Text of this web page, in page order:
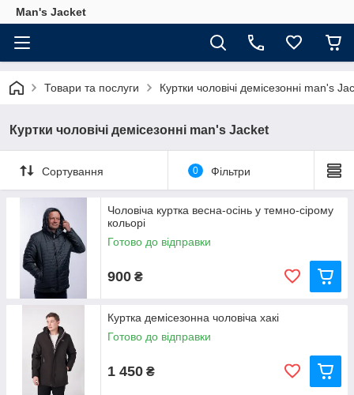
Man's Jacket
Товари та послуги Куртки чоловічі демісезонні man's
Куртки чоловічі демісезонні man's Jacket
Сортування 0 Фільтри
Чоловіча куртка весна-осінь у темно-сірому
кольорі
Готово до відправки
900 ₴
Куртка демісезонна чоловіча хакі
Готово до відправки
1 450 ₴